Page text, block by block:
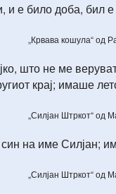
е било доба, бил е
„Крвава кошула“ од
што не ме
крај; имаше
„Силјан Штркот“ од
на име Силјан;
„Силјан Штркот“ од